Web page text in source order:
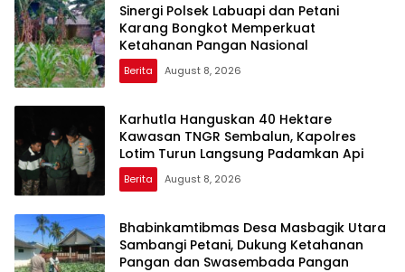
Sinergi Polsek Labuapi dan Petani
Karang Bongkot Memperkuat
Ketahanan Pangan Nasional
Berita August 8, 2026
Karhutla Hanguskan 40 Hektare
Kawasan TNGR Sembalun, Kapolres
Lotim Turun Langsung Padamkan Api
Berita August 8, 2026
Bhabinkamtibmas Desa Masbagik Utara
Sambangi Petani, Dukung Ketahanan
Pangan dan Swasembada Pangan